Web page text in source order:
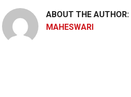
ABOUT THE AUTHOR:
MAHESWARI